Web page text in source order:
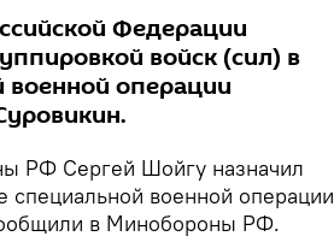
Федерации
войск (сил) в
военной операции
РФ Сергей Шойгу назначил
военной операции
в Минобороны РФ.